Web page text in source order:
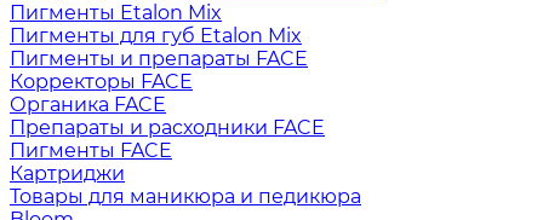
Пигменты Etalon Mix
Пигменты для губ Etalon Mix
Пигменты и препараты FACE
Корректоры FACE
Органика FACE
Препараты и расходники FACE
Пигменты FACE
Картриджи
Товары для маникюра и педикюра